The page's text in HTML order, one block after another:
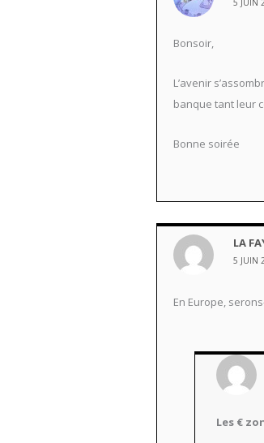
5 JUIN
Bonsoir,
L’avenir
banque tant leur
Bonne soirée
LA
5 JUIN
En Europe,
Les €